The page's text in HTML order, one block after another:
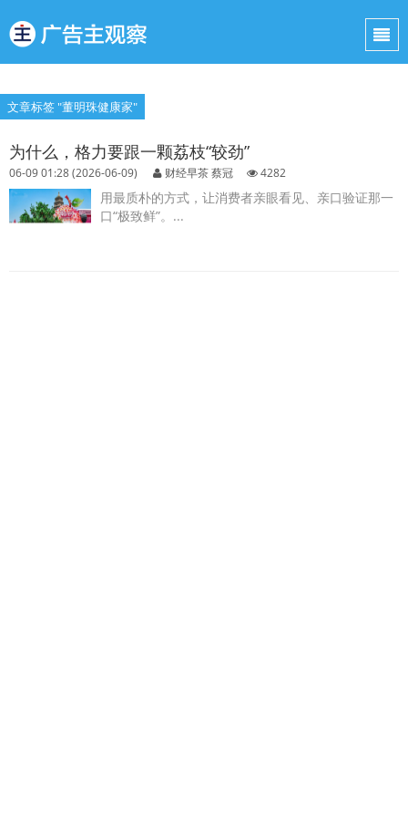
文章标签 "董明珠健康家"
为什么，格力要跟一颗荔枝“较劲”
06-09 01:28 (2026-06-09) 财经早茶 蔡冠 4282
用最质朴的方式，让消费者亲眼看见、亲口验证那一
口“极致鲜”。...